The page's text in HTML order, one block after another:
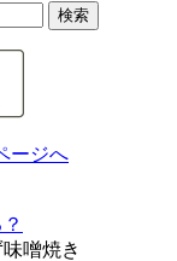
検索
噌焼き